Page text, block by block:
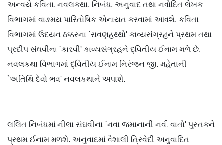
અન્વયે કવિતા, નવલકથા, નિબંધ, અનુવાદ તથા નવોદિત લેખક
વિભાગમાં વાઙમય પારિતોષિક એનાયત કરવામાં આવશે. કવિતા
વિભાગમાં ઉદયન ઠક્કરના `રાવણહથ્થો' કાવ્યસંગ્રહને પ્રથમ તથા
પ્રદીપ સંઘવીના `કારવી' કાવ્યસંગ્રહને દ્વિતીય ઈનામ મળે છે.
નવલકથા વિભાગમાં દ્વિતીય ઈનામ નિરંજન જી. મહેતાની
`અતિથિ દેવો ભવ' નવલકથાને અપાશે.
લલિત નિબંધમાં નીલા સંઘવીના `નવા જમાનાની નવી વાતો' પુસ્તકને
પ્રથમ ઈનામ મળશે. અનુવાદમાં વૈશાલી ત્રિવેદી અનુવાદિત